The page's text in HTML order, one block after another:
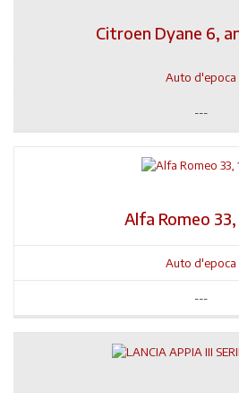
Citroen Dyane 6,
Auto d'epoca
---
Alfa Romeo
Auto d'epoca
---